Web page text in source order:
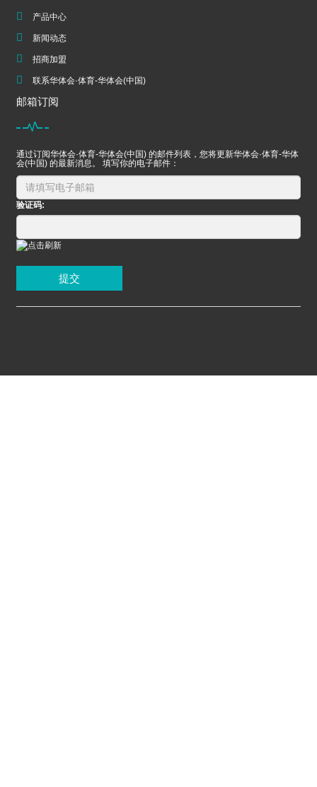
产品中心
新闻动态
招商加盟
联系华体会·体育-华体会(中国)
邮箱订阅
通过订阅华体会·体育-华体会(中国) 的邮件列表，您将更新华体会·体育-华体
会(中国) 的最新消息。 填写你的电子邮件：
验证码:
提交